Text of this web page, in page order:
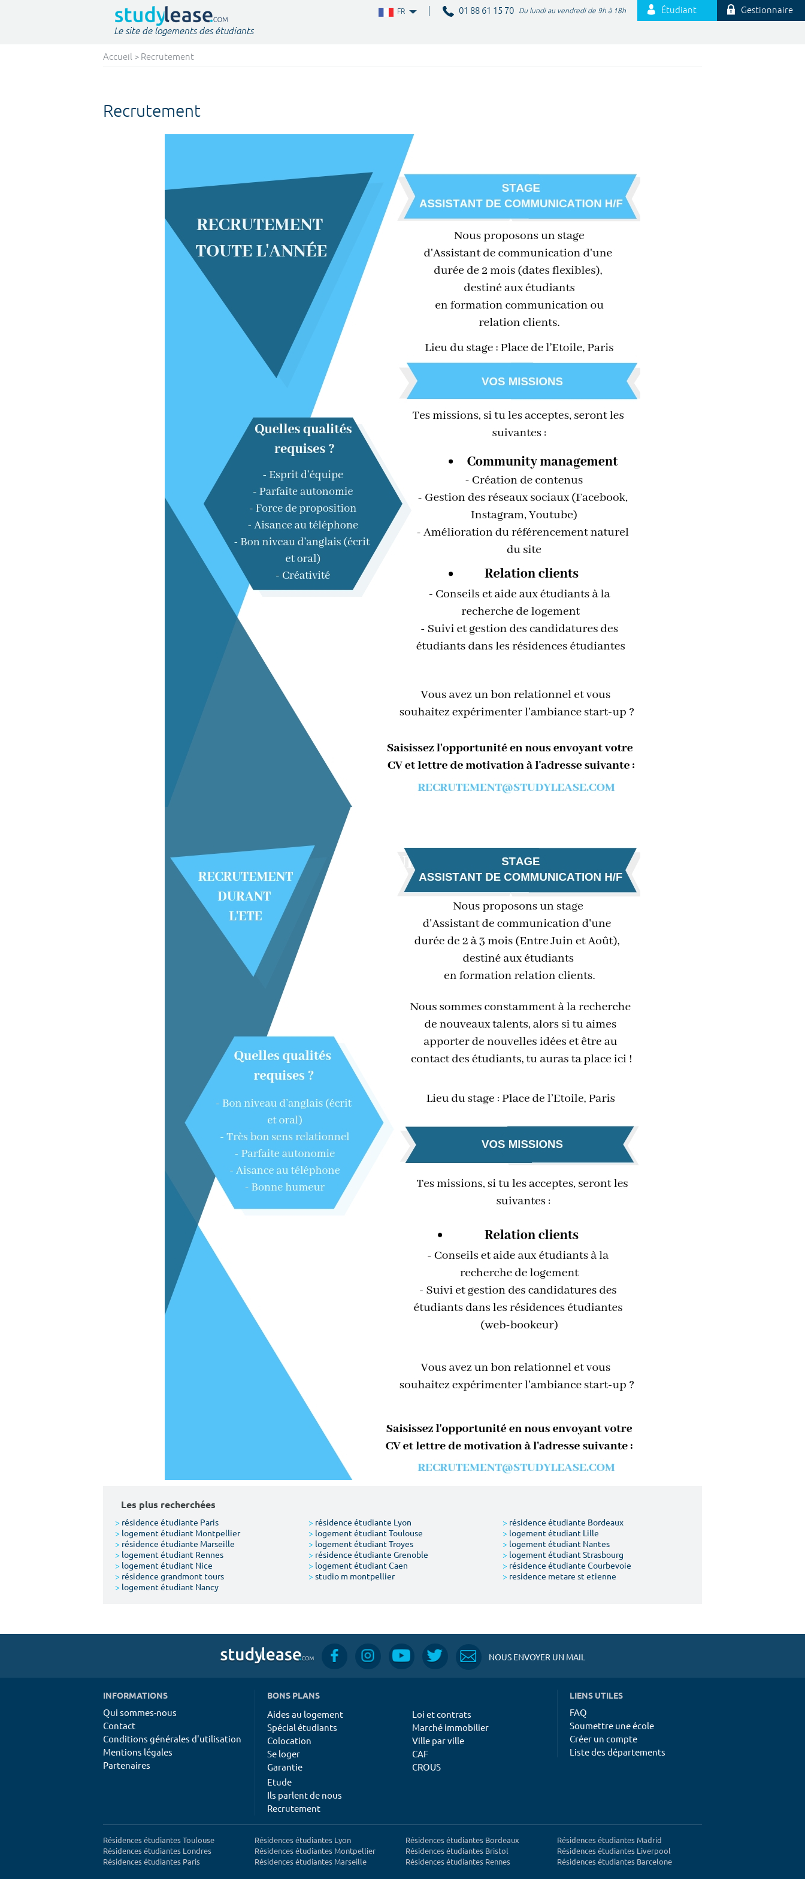
FR 01 88 61 15 70 Du lundi au vendredi de 9h à 18h Étudiant Gestionnaire
Le site de logements des étudiants
Accueil > Recrutement
Recrutement
Les plus recherchées
> résidence étudiante Paris > résidence étudiante Lyon > résidence étudiante Bordeaux
> logement étudiant Montpellier > logement étudiant Toulouse > logement étudiant Lille
> résidence étudiante Marseille > logement étudiant Troyes > logement étudiant Nantes
> logement étudiant Rennes > résidence étudiante Grenoble > logement étudiant Strasbourg
> logement étudiant Nice > logement étudiant Caen > résidence étudiante Courbevoie
> résidence grandmont tours > studio m montpellier > residence metare st etienne
> logement étudiant Nancy
NOUS ENVOYER UN MAIL
INFORMATIONS
Qui sommes-nous
Contact
Conditions générales d'utilisation
Mentions légales
Partenaires
BONS PLANS
Aides au logement
Spécial étudiants
Colocation
Se loger
Garantie
Loi et contrats
Marché immobilier
Ville par ville
CAF
CROUS
Etude
Ils parlent de nous
Recrutement
LIENS UTILES
FAQ
Soumettre une école
Créer un compte
Liste des départements
Résidences étudiantes Toulouse
Résidences étudiantes Londres
Résidences étudiantes Paris
Résidences étudiantes Lyon
Résidences étudiantes Montpellier
Résidences étudiantes Marseille
Résidences étudiantes Bordeaux
Résidences étudiantes Bristol
Résidences étudiantes Rennes
Résidences étudiantes Madrid
Résidences étudiantes Liverpool
Résidences étudiantes Barcelone